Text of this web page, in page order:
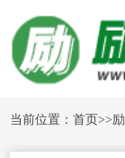
当前位置：首页>>